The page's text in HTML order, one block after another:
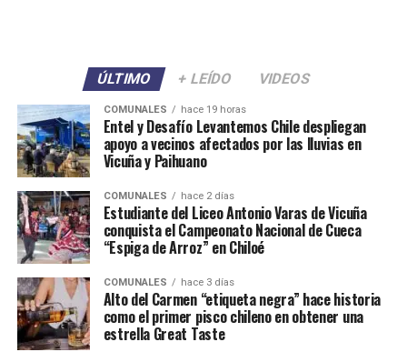
ÚLTIMO + LEÍDO VIDEOS
COMUNALES hace 19 horas
Entel y Desafío Levantemos Chile despliegan
apoyo a vecinos afectados por las lluvias en
Vicuña y Paihuano
COMUNALES hace 2 días
Estudiante del Liceo Antonio Varas de Vicuña
conquista el Campeonato Nacional de Cueca
“Espiga de Arroz” en Chiloé
COMUNALES hace 3 días
Alto del Carmen “etiqueta negra” hace historia
como el primer pisco chileno en obtener una
estrella Great Taste